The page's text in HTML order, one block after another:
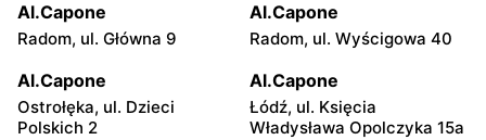
Al.Capone
Radom, ul. Główna 9
Al.Capone
Radom, ul. Wyścigowa 40
Al.Capone
Ostrołęka, ul. Dzieci
Polskich 2
Al.Capone
Łódź, ul. Księcia
Władysława Opolczyka 15a